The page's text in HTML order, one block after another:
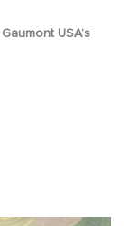
USA’s